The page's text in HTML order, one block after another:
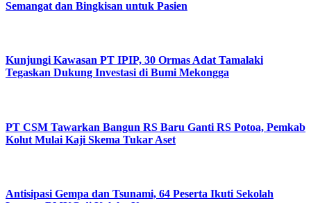
Semangat dan Bingkisan untuk Pasien
Kunjungi Kawasan PT IPIP, 30 Ormas Adat Tamalaki
Tegaskan Dukung Investasi di Bumi Mekongga
PT CSM Tawarkan Bangun RS Baru Ganti RS Potoa, Pemkab
Kolut Mulai Kaji Skema Tukar Aset
Antisipasi Gempa dan Tsunami, 64 Peserta Ikuti Sekolah